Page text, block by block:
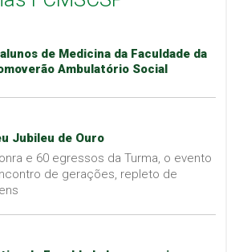
de Medicina da Faculdade da
Ambulatório Social
Jubileu de Ouro
e 60 egressos da Turma, o evento
de gerações, repleto de